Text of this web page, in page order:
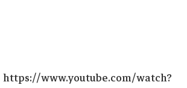
https://www.youtube.com/watch?